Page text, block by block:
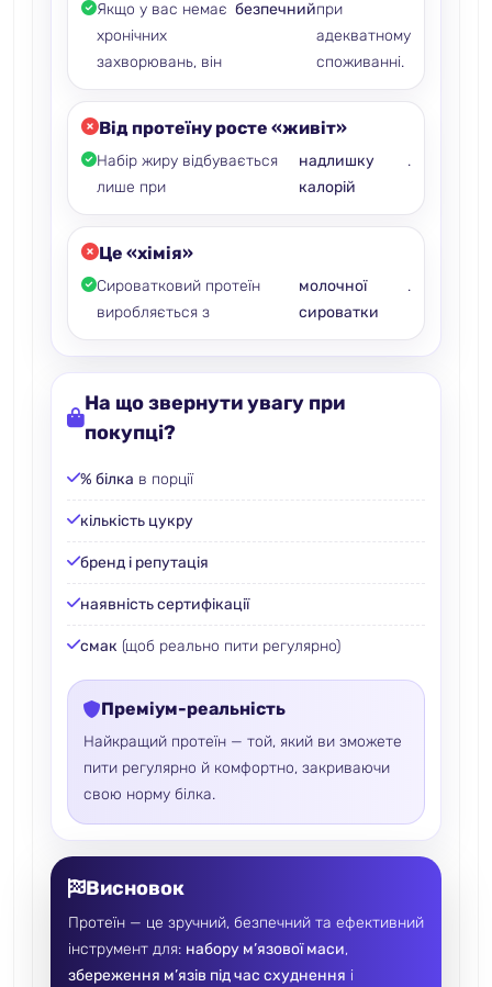
Якщо у вас немає
хронічних
захворювань, він
безпечнийпри
адекватному
споживанні.
Від протеїну росте «живіт»
Набір жиру відбувається
лише при
надлишку
калорій
.
Це «хімія»
Сироватковий протеїн
виробляється з
молочної
сироватки
.
На що звернути увагу при
покупці?
% білка в порції
кількість цукру
бренд і репутація
наявність сертифікації
смак (щоб реально пити регулярно)
Преміум-реальність
Найкращий протеїн — той, який ви зможете
пити регулярно й комфортно, закриваючи
свою норму білка.
Висновок
Протеїн — це зручний, безпечний та ефективний
інструмент для: набору м’язової маси,
збереження м’язів під час схуднення і